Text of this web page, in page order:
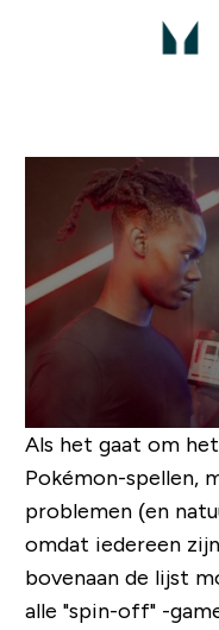
Als het gaat om
Pokémon-spellen,
problemen (en
omdat iedereen
bovenaan de lijst
alle "spin-off" -